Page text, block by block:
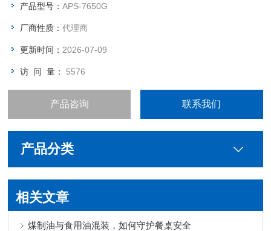
产品型号：APS-7650G
厂商性质：代理商
更新时间： 2026-07-09
访 问 量： 5576
产品咨询 联系我们
产品分类
相关文章
煤制油与食用油混装，如何守护餐桌安全